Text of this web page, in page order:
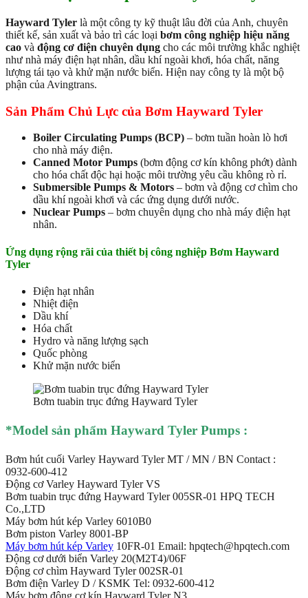
Hayward Tyler là một công ty kỹ thuật lâu đời của Anh, chuyên
thiết kế, sản xuất và bảo trì các loại bơm công nghiệp hiệu năng
cao và động cơ điện chuyên dụng cho các môi trường khắc nghiệt
như nhà máy điện hạt nhân, dầu khí ngoài khơi, hóa chất, năng
lượng tái tạo và khử mặn nước biển. Hiện nay công ty là một bộ
phận của Avingtrans.
Sản Phẩm Chủ Lực của Bơm Hayward Tyler
Boiler Circulating Pumps (BCP) – bơm tuần hoàn lò hơi
cho nhà máy điện.
Canned Motor Pumps (bơm động cơ kín không phớt) dành
cho hóa chất độc hại hoặc môi trường yêu cầu không rò rỉ.
Submersible Pumps & Motors – bơm và động cơ chìm cho
dầu khí ngoài khơi và các ứng dụng dưới nước.
Nuclear Pumps – bơm chuyên dụng cho nhà máy điện hạt
nhân.
Ứng dụng rộng rãi của thiết bị công nghiệp Bơm Hayward
Tyler
Điện hạt nhân
Nhiệt điện
Dầu khí
Hóa chất
Hydro và năng lượng sạch
Quốc phòng
Khử mặn nước biển
Bơm tuabin trục đứng Hayward Tyler
*Model sản phẩm Hayward Tyler Pumps :
Bơm hút cuối Varley Hayward Tyler MT / MN / BN Contact :
0932-600-412
Động cơ Varley Hayward Tyler VS
Bơm tuabin trục đứng Hayward Tyler 005SR-01 HPQ TECH
Co.,LTD
Máy bơm hút kép Varley 6010B0
Bơm piston Varley 8001-BP
Máy bơm hút kép Varley 10FR-01 Email: hpqtech@hpqtech.com
Động cơ dưới biển Varley 20(M2T4)/06F
Động cơ chìm Hayward Tyler 002SR-01
Bơm điện Varley D / KSMK Tel: 0932-600-412